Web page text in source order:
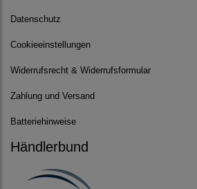
Datenschutz
Cookieeinstellungen
Widerrufsrecht & Widerrufsformular
Zahlung und Versand
Batteriehinweise
Händlerbund